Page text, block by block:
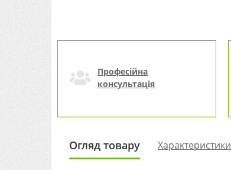
Професійна
консультація
Огляд товару Характеристики